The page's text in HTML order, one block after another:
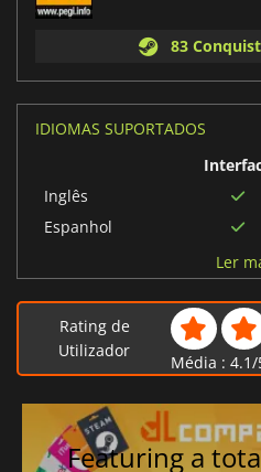
83
IDIOMAS SUPORTADOS
Inglês
Espanhol
Alemão
Italiano
Coreano
Chinês tradicional
Chinês simplificado
Ler
Rating de
Utilizador
Média : 4.1/
Featuring a